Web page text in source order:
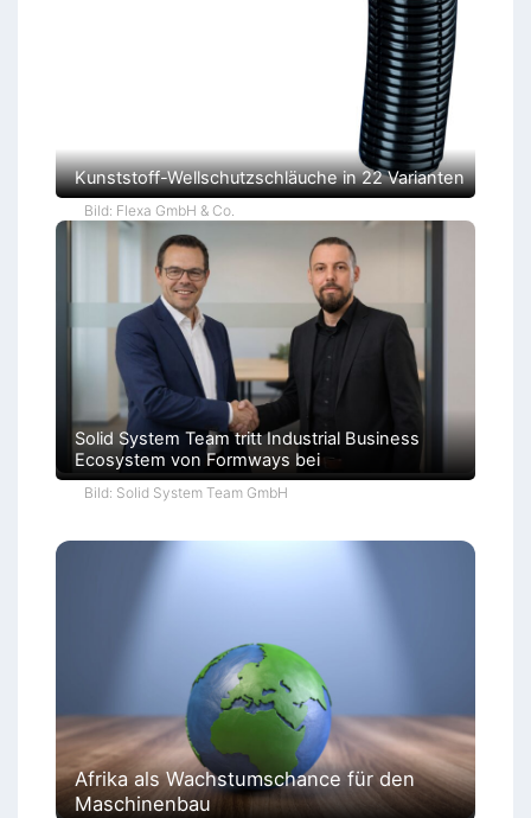
Kunststoff-Wellschutzschläuche in 22 Varianten
Bild: Flexa GmbH & Co.
Solid System Team tritt Industrial Business
Ecosystem von Formways bei
Bild: Solid System Team GmbH
Afrika als Wachstumschance für den
Maschinenbau